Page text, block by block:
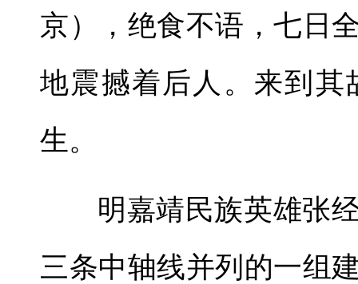
京），绝食不语，七日
地震撼着后人。来到
生。
明嘉靖民族英雄张
三条中轴线并列的一组